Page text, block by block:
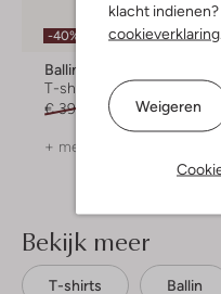
klacht
cookieverklaring
Weigeren
-40%
Ballin
T-shirt
€ 39,99
€ 23,99
+ meer kleuren
Bekijk meer
T-shirts Ballin